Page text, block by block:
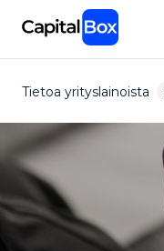
content
Tietoa yrityslainoista